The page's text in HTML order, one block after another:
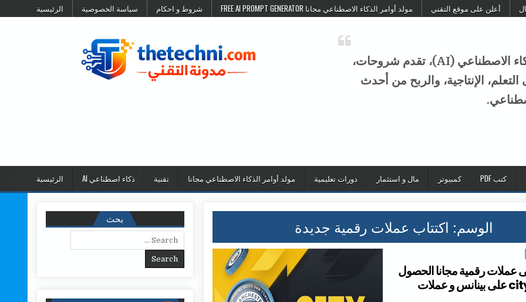
الرئيسية سياسة الخصوصية شروط و احكام مولد أوامر الذكاء الاصطناعي مجانا FREE AI PROMPT GENERATOR أعلن على موقع التقني
موقع التقني هو منصة عربية متخصصة في الذكاء الاصطناعي (AI)، تقدم شروحات،
الإنتاجية، والربح من أحدث
الرئيسية ذكاء اصطناعي AI تقنية مولد أوامر الذكاء الاصطناعي مجانا دورات تعليمية مال و استثمار كمبيوتر كتب PDF
الوسم: اكتتاب عملات رقمية جديدة
عملات رقمية مجانا الحصول
على عملة city على بينانس و عملات
بحث
Search for: